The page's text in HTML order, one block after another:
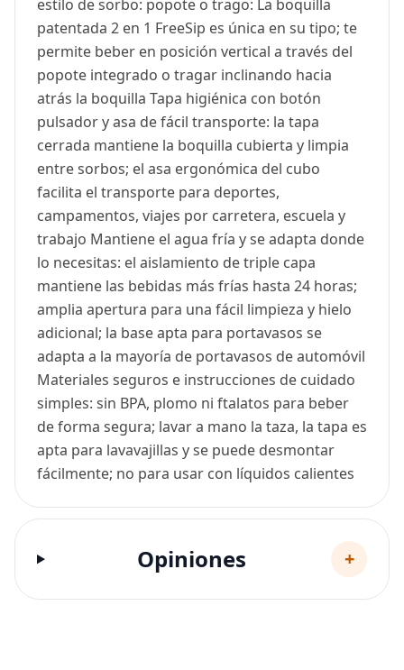
estilo de sorbo: popote o trago: La boquilla
patentada 2 en 1 FreeSip es única en su tipo; te
permite beber en posición vertical a través del
popote integrado o tragar inclinando hacia
atrás la boquilla Tapa higiénica con botón
pulsador y asa de fácil transporte: la tapa
cerrada mantiene la boquilla cubierta y limpia
entre sorbos; el asa ergonómica del cubo
facilita el transporte para deportes,
campamentos, viajes por carretera, escuela y
trabajo Mantiene el agua fría y se adapta donde
lo necesitas: el aislamiento de triple capa
mantiene las bebidas más frías hasta 24 horas;
amplia apertura para una fácil limpieza y hielo
adicional; la base apta para portavasos se
adapta a la mayoría de portavasos de automóvil
Materiales seguros e instrucciones de cuidado
simples: sin BPA, plomo ni ftalatos para beber
de forma segura; lavar a mano la taza, la tapa es
apta para lavavajillas y se puede desmontar
fácilmente; no para usar con líquidos calientes
Opiniones +